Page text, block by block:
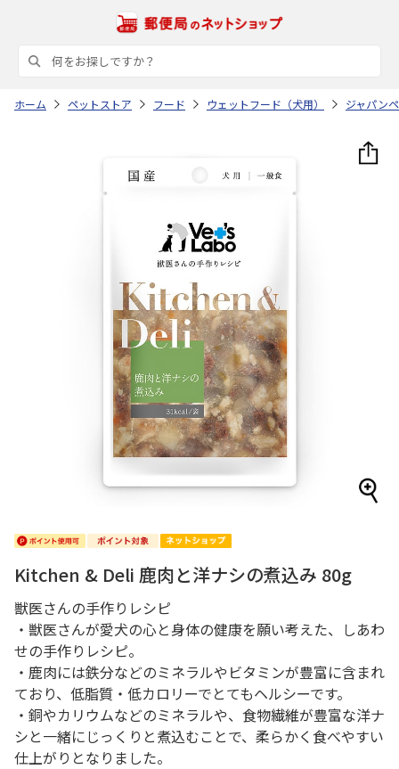
ホーム ペットストア フード ウェットフード（犬用） ジャパン
Kitchen & Deli 鹿肉と洋ナシの煮込み 80g
獣医さんの手作りレシピ
・獣医さんが愛犬の心と身体の健康を願い考えた、しあわ
せの手作りレシピ。
・鹿肉には鉄分などのミネラルやビタミンが豊富に含まれ
ており、低脂質・低カロリーでとてもヘルシーです。
・銅やカリウムなどのミネラルや、食物繊維が豊富な洋ナ
シと一緒にじっくりと煮込むことで、柔らかく食べやすい
仕上がりとなりました。